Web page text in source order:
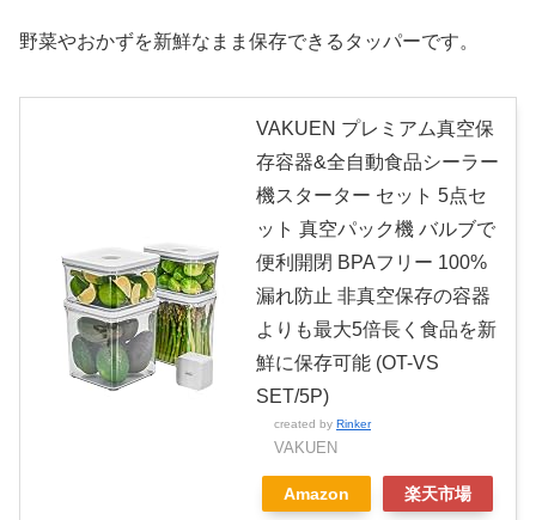
野菜やおかずを新鮮なまま保存できるタッパーです。
VAKUEN プレミアム真空保
存容器&全自動食品シーラー
機スターター セット 5点セ
ット 真空パック機 バルブで
便利開閉 BPAフリー 100%
漏れ防止 非真空保存の容器
よりも最大5倍長く食品を新
鮮に保存可能 (OT-VS
SET/5P)
created by Rinker
VAKUEN
Amazon 楽天市場